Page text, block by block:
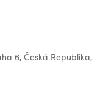
6, Česká Republika,